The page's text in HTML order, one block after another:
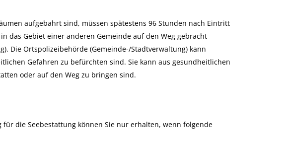
aufgebahrt sind, müssen spätestens 96 Stunden nach Eintritt
das Gebiet einer anderen Gemeinde auf den Weg gebracht
Die Ortspolizeibehörde (Gemeinde-/Stadtverwaltung) kann
Gefahren zu befürchten sind. Sie kann aus gesundheitlichen
oder auf den Weg zu bringen sind.
die Seebestattung können Sie nur erhalten, wenn folgende